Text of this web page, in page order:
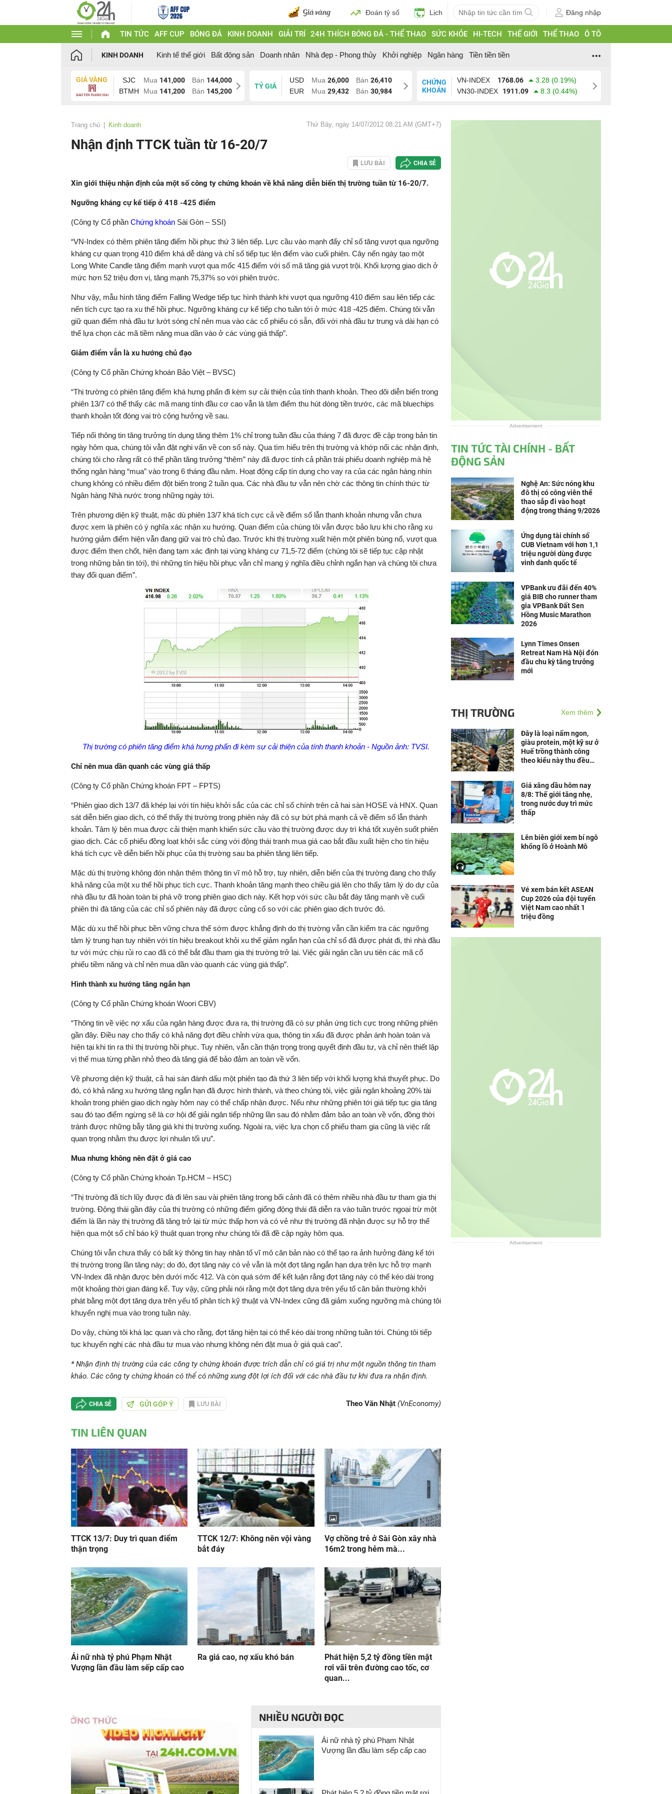
Đoán tỷ số Lịch Đăng nhập
TIN TỨC AFF CUP BÓNG ĐÁ KINH DOANH GIẢI TRÍ 24H THÍCH BÓNG ĐÁ - THỂ THAO SỨC KHỎE HI-TECH THẾ GIỚI THỂ THAO Ô TÔ
KINH DOANH Kinh tế thế giới Bất động sản Doanh nhân Nhà đẹp - Phong thủy Khởi nghiệp Ngân hàng Tiền tiền tiền
GIÁ VÀNG SJC Mua 141,000 Bán 144,000
BTMH
Mua 141,200 Bán 145,200
TỶ GIÁ
USD Mua 26,000 Bán 26,410
EUR
Mua 29,432 Bán 30,984
CHỨNG
KHOÁN
VN-INDEX 1768.06
3.28 (0.19%)
VN30-INDEX
1911.09 8.3 (0.44%)
Trang chủ Kinh doanh Thứ Bảy, ngày 14/07/2012 08:21 AM (GMT+7)
Nhận định TTCK tuần từ 16-20/7
LƯU BÀI CHIA SẺ
Xin giới thiệu nhận định của một số công ty chứng khoán về khả năng diễn biến thị trường tuần từ 16-20/7.
Ngưỡng kháng cự kế tiếp ở 418 -425 điểm
(Công ty Cổ phần Chứng khoán Sài Gòn – SSI)
“VN-Index có thêm phiên tăng điểm hồi phục thứ 3 liên tiếp. Lực cầu vào mạnh đẩy chỉ số tăng vượt qua ngưỡng
kháng cự quan trọng 410 điểm khá dễ dàng và chỉ số tiếp tục lên điểm vào cuối phiên. Cây nến ngày tạo một
Long White Candle tăng điểm mạnh vượt qua mốc 415 điểm với số mã tăng giá vượt trội. Khối lượng giao dịch ở
mức hơn 52 triệu đơn vị, tăng mạnh 75,37% so với phiên trước.
Như vậy, mẫu hình tăng điểm Falling Wedge tiếp tục hình thành khi vượt qua ngưỡng 410 điểm sau liên tiếp các
nến tích cực tạo ra xu thế hồi phục. Ngưỡng kháng cự kế tiếp cho tuần tới ở mức 418 -425 điểm. Chúng tôi vẫn
giữ quan điểm nhà đầu tư lướt sóng chỉ nên mua vào các cổ phiếu có sẵn, đối với nhà đầu tư trung và dài hạn có
thể lựa chọn các mã tiềm năng mua dần vào ở các vùng giá thấp”.
Giảm điểm vẫn là xu hướng chủ đạo
(Công ty Cổ phần Chứng khoán Bảo Việt – BVSC)
“Thị trường có phiên tăng điểm khá hưng phấn đi kèm sự cải thiện của tính thanh khoản. Theo dõi diễn biến trong
phiên 13/7 có thể thấy các mã mang tính đầu cơ cao vẫn là tâm điểm thu hút dòng tiền trước, các mã bluechips
thanh khoản tốt đóng vai trò cộng hưởng về sau.
Tiếp nối thông tin tăng trưởng tín dụng tăng thêm 1% chỉ trong tuần đầu của tháng 7 đã được đề cập trong bản tin
ngày hôm qua, chúng tôi vẫn đặt nghi vấn về con số này. Qua tìm hiểu trên thị trường và khớp nối các nhận định,
chúng tôi cho rằng rất có thể phần tăng trưởng “thêm” này đã được tính cả phần trái phiếu doanh nghiệp mà hệ
thống ngân hàng “mua” vào trong 6 tháng đầu năm. Hoạt động cấp tín dụng cho vay ra của các ngân hàng nhìn
chung không có nhiều điểm đột biến trong 2 tuần qua. Các nhà đầu tư vẫn nên chờ các thông tin chính thức từ
Ngân hàng Nhà nước trong những ngày tới.
Trên phương diện kỹ thuật, mặc dù phiên 13/7 khá tích cực cả về điểm số lẫn thanh khoản nhưng vẫn chưa
được xem là phiên có ý nghĩa xác nhận xu hướng. Quan điểm của chúng tôi vẫn được bảo lưu khi cho rằng xu
hướng giảm điểm hiện vẫn đang giữ vai trò chủ đạo. Trước khi thị trường xuất hiện một phiên bùng nổ, vượt qua
được điểm then chốt, hiện đang tạm xác định tại vùng kháng cự 71,5-72 điểm (chúng tôi sẽ tiếp tục cập nhật
trong những bản tin tới), thì những tín hiệu hồi phục vẫn chỉ mang ý nghĩa điều chỉnh ngắn hạn và chúng tôi chưa
thay đổi quan điểm”.
Thị trường có phiên tăng điểm khá hưng phấn đi kèm sự cải thiện của tính thanh khoản - Nguồn ảnh: TVSI.
Chỉ nên mua dần quanh các vùng giá thấp
(Công ty Cổ phần Chứng khoán FPT – FPTS)
“Phiên giao dịch 13/7 đã khép lại với tín hiệu khởi sắc của các chỉ số chính trên cả hai sàn HOSE và HNX. Quan
sát diễn biến giao dịch, có thể thấy thị trường trong phiên này đã có sự bứt phá mạnh cả về điểm số lẫn thành
khoản. Tâm lý bên mua được cải thiện mạnh khiến sức cầu vào thị trường được duy trì khá tốt xuyên suốt phiên
giao dịch. Các cổ phiếu đồng loạt khởi sắc cùng với động thái tranh mua giá cao bắt đầu xuất hiện cho tín hiệu
khá tích cực về diễn biến hồi phục của thị trường sau ba phiên tăng liên tiếp.
Mặc dù thị trường không đón nhận thêm thông tin vĩ mô hỗ trợ, tuy nhiên, diễn biến của thị trường đang cho thấy
khả năng của một xu thế hồi phục tích cực. Thanh khoản tăng mạnh theo chiều giá lên cho thấy tâm lý do dự của
nhà đầu tư đã hoàn toàn bị phá vỡ trong phiên giao dịch này. Kết hợp với sức cầu bắt đáy tăng mạnh về cuối
phiên thì đà tăng của các chỉ số phiên này đã được củng cố so với các phiên giao dịch trước đó.
Mặc dù xu thế hồi phục bền vững chưa thể sớm được khẳng định do thị trường vẫn cần kiểm tra các ngưỡng
tâm lý trung hạn tuy nhiên với tín hiệu breakout khỏi xu thế giảm ngắn hạn của chỉ số đã được phát đi, thì nhà đầu
tư với mức chịu rủi ro cao đã có thể bắt đầu tham gia thị trường trở lại. Việc giải ngân cần ưu tiên các mã cổ
phiếu tiềm năng và chỉ nên mua dần vào quanh các vùng giá thấp”.
Hình thành xu hướng tăng ngắn hạn
(Công ty Cổ phần Chứng khoán Woori CBV)
“Thông tin về việc nợ xấu của ngân hàng được đưa ra, thị trường đã có sự phản ứng tích cực trong những phiên
gần đây. Điều nay cho thấy có khả năng đợt điều chỉnh vừa qua, thông tin xấu đã được phản ánh hoàn toàn và
hiện tại khi tin ra thì thị trường hồi phục. Tuy nhiên, vẫn cần thận trọng trong quyết định đầu tư, và chỉ nên thiết lập
vị thế mua từng phần nhỏ theo đà tăng giá để bảo đảm an toàn về vốn.
Về phương diện kỹ thuật, cả hai sàn đánh dấu một phiên tạo đà thứ 3 liên tiếp với khối lượng khá thuyết phục. Do
đó, có khả năng xu hướng tăng ngắn hạn đã được hình thành, và theo chúng tôi, việc giải ngân khoảng 20% tài
khoản trong phiên giao dịch ngày hôm nay có thể chấp nhận được. Nếu như những phiên tới giá tiếp tục gia tăng
sau đó tạo điểm ngừng sẽ là cơ hội để giải ngân tiếp những lần sau đó nhằm đảm bảo an toàn về vốn, đồng thời
tránh được những bẫy tăng giá khi thị trường xuống. Ngoài ra, việc lựa chọn cổ phiếu tham gia cũng là việc rất
quan trọng nhằm thu được lợi nhuân tối ưu”.
Mua nhưng không nên đặt ở giá cao
(Công ty Cổ phần Chứng khoán Tp.HCM – HSC)
“Thị trường đã tích lũy được đà đi lên sau vài phiên tăng trong bối cảnh đã có thêm nhiều nhà đầu tư tham gia thị
trường. Động thái gần đây của thị trường có những điểm giống động thái đã diễn ra vào tuần trước ngoại trừ một
điểm là lần này thị trường đã tăng trở lại từ mức thấp hơn và có vẻ như thị trường đã nhận được sự hỗ trợ thể
hiện qua một số chỉ báo kỹ thuật quan trọng như chúng tôi đã đề cập ngày hôm qua.
Chúng tôi vẫn chưa thấy có bất kỳ thông tin hay nhân tố vĩ mô căn bản nào có thể tạo ra ảnh hưởng đáng kể tới
thị trường trong lần tăng này; do đó, đợt tăng này có vẻ vẫn là một đợt tăng ngắn hạn dựa trên lực hỗ trợ mạnh
VN-Index đã nhận được bên dưới mốc 412. Và còn quá sớm để kết luận rằng đợt tăng này có thể kéo dài trong
một khoảng thời gian đáng kể. Tuy vậy, cũng phải nói rằng một đợt tăng dựa trên yếu tố căn bản thường khởi
phát bằng một đợt tăng dựa trên yếu tố phân tích kỹ thuật và VN-Index cũng đã giảm xuống ngưỡng mà chúng tôi
khuyến nghị mua vào trong tuần này.
Do vậy, chúng tôi khá lạc quan và cho rằng, đợt tăng hiện tại có thể kéo dài trong những tuần tới. Chúng tôi tiếp
tục khuyến nghị các nhà đầu tư mua vào nhưng không nên đặt mua ở giá quá cao”.
* Nhận định thị trường của các công ty chứng khoán được trích dẫn chỉ có giá trị như một nguồn thông tin tham
khảo. Các công ty chứng khoán có thể có những xung đột lợi ích đối với các nhà đầu tư khi đưa ra nhận định.
CHIA SẺ GỬI GÓP Ý LƯU BÀI Theo Văn Nhật (VnEconomy)
TIN LIÊN QUAN
TTCK 13/7: Duy trì quan điểm
thận trọng
TTCK 12/7: Không nên vội vàng
bắt đáy
Vợ chồng trẻ ở Sài Gòn xây nhà
16m2 trong hẻm mà...
Ái nữ nhà tỷ phú Phạm Nhật
Vượng lần đầu làm sếp cấp cao
Ra giá cao, nợ xấu khó bán
Phát hiện 5,2 tỷ đồng tiền mặt
rơi vãi trên đường cao tốc, cơ
quan...
NHIỀU NGƯỜI ĐỌC
Ái nữ nhà tỷ phú Phạm Nhật
Vượng lần đầu làm sếp cấp cao
Advertisement
TIN TỨC TÀI CHÍNH - BẤT
ĐỘNG SẢN
Nghệ An: Sức nóng khu
đô thị có công viên thể
thao sắp đi vào hoạt
động trong tháng 9/2026
Ứng dụng tài chính số
CUB Vietnam với hơn 1,1
triệu người dùng được
vinh danh quốc tế
VPBank ưu đãi đến 40%
giá BIB cho runner tham
gia VPBank Đất Sen
Hồng Music Marathon
2026
Lynn Times Onsen
Retreat Nam Hà Nội đón
đầu chu kỳ tăng trưởng
mới
THỊ TRƯỜNG Xem thêm
Đây là loại nấm ngon,
giàu protein, một kỹ sư ở
Huế trồng thành công
theo kiểu này thu đều
Giá xăng dầu hôm nay
8/8: Thế giới tăng nhẹ,
trong nước duy trì mức
thấp
Lên biên giới xem bí ngô
khổng lồ ở Hoành Mô
Vé xem bán kết ASEAN
Cup 2026 của đội tuyển
Việt Nam cao nhất 1
triệu đồng
Advertisement